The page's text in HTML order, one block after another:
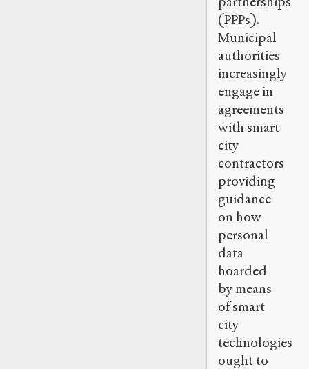
(PPPs).
Municipal
authorities
increasingly
engage in
agreements
with smart
city
contractors
providing
guidance
on how
personal
data
hoarded
by means
of smart
city
technologies
ought to